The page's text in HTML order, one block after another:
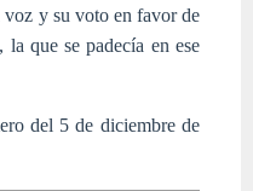
voz y su voto en favor de
la que se padecía en ese
del 5 de diciembre de